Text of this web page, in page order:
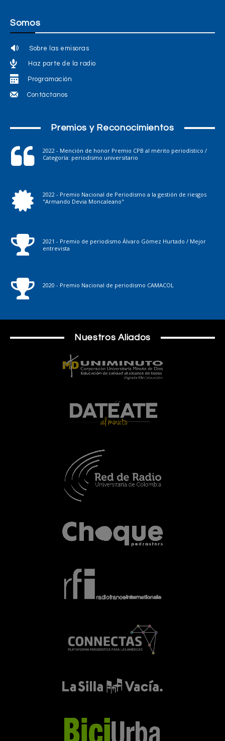
Somos
Sobre las emisoras
Haz parte de la radio
Programación
Contáctanos
Premios y Reconocimientos
2022 - Mención de honor Premio CPB al mérito periodístico /
Categoría: periodismo universitario
2022 - Premio Nacional de Periodismo a la gestión de riesgos
"Armando Devia Moncaleano"
2021 - Premio de periodismo Álvaro Gómez Hurtado / Mejor
entrevista
2020 - Premio Nacional de periodismo CAMACOL
Nuestros Aliados